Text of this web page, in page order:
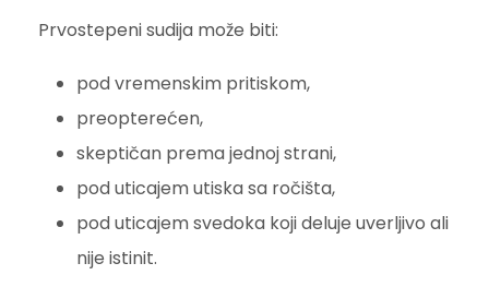
Prvostepeni sudija može biti:
pod vremenskim pritiskom,
preopterećen,
skeptičan prema jednoj strani,
pod uticajem utiska sa ročišta,
pod uticajem svedoka koji deluje uverljivo ali
nije istinit.